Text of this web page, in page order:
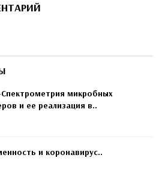
микробных
и ее реализация в..
и коронавирус..